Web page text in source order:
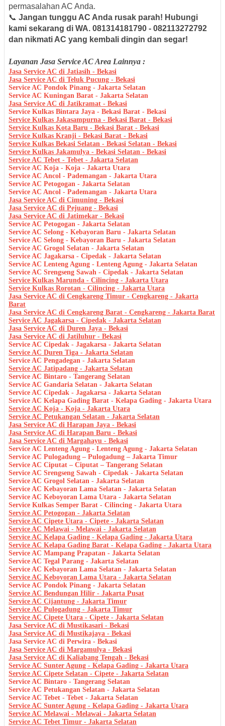
permasalahan AC Anda.
📞 Jangan tunggu AC Anda rusak parah! Hubungi
kami sekarang di WA. 081314181790 - 082113272792
dan nikmati AC yang kembali dingin dan segar!
Layanan Jasa Service AC Area Lainnya :
Jasa Service AC di Jatiasih - Bekasi
Jasa Service AC di Teluk Pucung - Bekasi
Service AC Pondok Pinang - Jakarta Selatan
Service AC Kuningan Barat - Jakarta Selatan
Jasa Service AC di Jatikramat - Bekasi
Service Kulkas Bintara Jaya - Bekasi Barat - Bekasi
Service Kulkas Jakasampurna - Bekasi Barat - Bekasi
Service Kulkas Kota Baru - Bekasi Barat - Bekasi
Service Kulkas Kranji - Bekasi Barat - Bekasi
Service Kulkas Bekasi Selatan - Bekasi Selatan - Bekasi
Service Kulkas Jakamulya - Bekasi Selatan - Bekasi
Service AC Tebet - Tebet - Jakarta Selatan
Service AC Koja - Koja - Jakarta Utara
Service AC Ancol - Pademangan - Jakarta Utara
Service AC Petogogan - Jakarta Selatan
Service AC Ancol - Pademangan - Jakarta Utara
Jasa Service AC di Cimuning - Bekasi
Jasa Service AC di Pejuang - Bekasi
Jasa Service AC di Jatimekar - Bekasi
Service AC Petogogan - Jakarta Selatan
Service AC Selong - Kebayoran Baru - Jakarta Selatan
Service AC Selong - Kebayoran Baru - Jakarta Selatan
Service AC Grogol Selatan - Jakarta Selatan
Service AC Jagakarsa - Cipedak - Jakarta Selatan
Service AC Lenteng Agung - Lenteng Agung - Jakarta Selatan
Service AC Srengseng Sawah - Cipedak - Jakarta Selatan
Service Kulkas Marunda - Cilincing - Jakarta Utara
Service Kulkas Rorotan - Cilincing - Jakarta Utara
Jasa Service AC di Cengkareng Timur - Cengkareng - Jakarta
Barat
Jasa Service AC di Cengkareng Barat - Cengkareng - Jakarta Barat
Service AC Jagakarsa - Cipedak - Jakarta Selatan
Jasa Service AC di Duren Jaya - Bekasi
Jasa Service AC di Jatiluhur - Bekasi
Service AC Cipedak - Jagakarsa - Jakarta Selatan
Service AC Duren Tiga - Jakarta Selatan
Service AC Pengadegan - Jakarta Selatan
Service AC Jatipadang - Jakarta Selatan
Service AC Bintaro - Tangerang Selatan
Service AC Gandaria Selatan - Jakarta Selatan
Service AC Cipedak - Jagakarsa - Jakarta Selatan
Service AC Kelapa Gading Barat - Kelapa Gading - Jakarta Utara
Service AC Koja - Koja - Jakarta Utara
Service AC Petukangan Selatan - Jakarta Selatan
Jasa Service AC di Harapan Jaya - Bekasi
Jasa Service AC di Harapan Baru - Bekasi
Jasa Service AC di Margahayu - Bekasi
Service AC Lenteng Agung - Lenteng Agung - Jakarta Selatan
Service AC Pulogadung – Pulogadung – Jakarta Timur
Service AC Ciputat – Ciputat – Tangerang Selatan
Service AC Srengseng Sawah - Cipedak - Jakarta Selatan
Service AC Grogol Selatan - Jakarta Selatan
Service AC Kebayoran Lama Selatan - Jakarta Selatan
Service AC Keboyoran Lama Utara - Jakarta Selatan
Service Kulkas Semper Barat - Cilincing - Jakarta Utara
Service AC Petogogan - Jakarta Selatan
Service AC Cipete Utara - Cipete - Jakarta Selatan
Service AC Melawai - Melawai - Jakarta Selatan
Service AC Kelapa Gading - Kelapa Gading - Jakarta Utara
Service AC Kelapa Gading Barat - Kelapa Gading - Jakarta Utara
Service AC Mampang Prapatan - Jakarta Selatan
Service AC Tegal Parang - Jakarta Selatan
Service AC Kebayoran Lama Selatan - Jakarta Selatan
Service AC Keboyoran Lama Utara - Jakarta Selatan
Service AC Pondok Pinang - Jakarta Selatan
Service AC Bendungan Hilir - Jakarta Pusat
Service AC Cijantung - Jakarta Timur
Service AC Pulogadung - Jakarta Timur
Service AC Cipete Utara - Cipete - Jakarta Selatan
Jasa Service AC di Mustikasari - Bekasi
Jasa Service AC di Mustikajaya - Bekasi
Jasa Service AC di Perwira - Bekasi
Jasa Service AC di Margamulya - Bekasi
Jasa Service AC di Kaliabang Tengah - Bekasi
Service AC Sunter Agung - Kelapa Gading - Jakarta Utara
Service AC Cipete Selatan - Cipete - Jakarta Selatan
Service AC Bintaro - Tangerang Selatan
Service AC Petukangan Selatan - Jakarta Selatan
Service AC Tebet - Tebet - Jakarta Selatan
Service AC Sunter Agung - Kelapa Gading - Jakarta Utara
Service AC Melawai - Melawai - Jakarta Selatan
Service AC Tebet Timur - Jakarta Selatan